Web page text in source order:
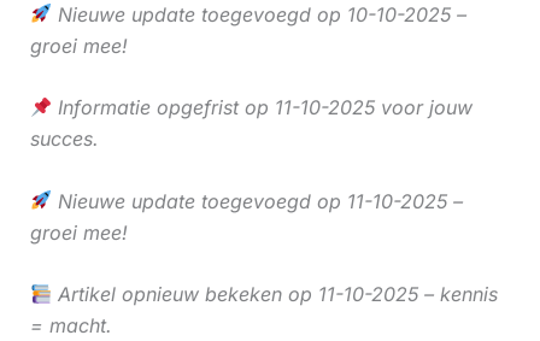
Nieuwe update toegevoegd op 10-10-2025 –
groei mee!
Informatie opgefrist op 11-10-2025 voor jouw
succes.
Nieuwe update toegevoegd op 11-10-2025 –
groei mee!
Artikel opnieuw bekeken op 11-10-2025 – kennis
= macht.